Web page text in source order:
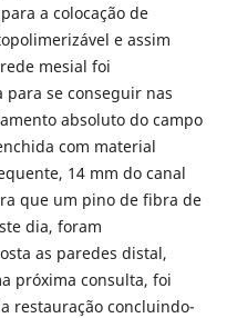
a colocação de
e assim
mesial foi
se conseguir nas
absoluto do campo
com material
14 mm do canal
que um pino de fibra de
dia, foram
as paredes distal,
próxima consulta, foi
restauração concluindo-